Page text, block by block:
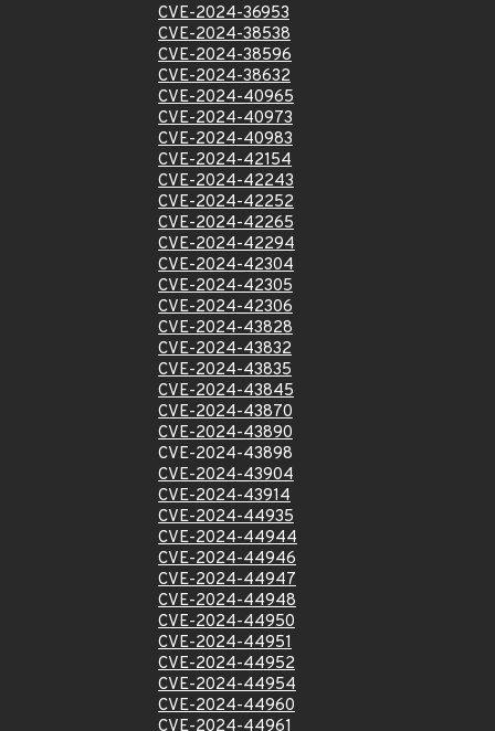
CVE-2024-36953
CVE-2024-38538
CVE-2024-38596
CVE-2024-38632
CVE-2024-40965
CVE-2024-40973
CVE-2024-40983
CVE-2024-42154
CVE-2024-42243
CVE-2024-42252
CVE-2024-42265
CVE-2024-42294
CVE-2024-42304
CVE-2024-42305
CVE-2024-42306
CVE-2024-43828
CVE-2024-43832
CVE-2024-43835
CVE-2024-43845
CVE-2024-43870
CVE-2024-43890
CVE-2024-43898
CVE-2024-43904
CVE-2024-43914
CVE-2024-44935
CVE-2024-44944
CVE-2024-44946
CVE-2024-44947
CVE-2024-44948
CVE-2024-44950
CVE-2024-44951
CVE-2024-44952
CVE-2024-44954
CVE-2024-44960